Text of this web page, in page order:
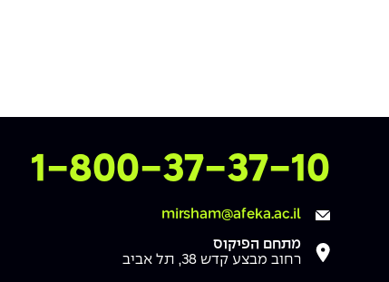
צרו איתנו קשר
1-800-37-37-10
mirsham@afeka.ac.il
מתחם הפיקוס
רחוב מבצע קדש 38, תל אביב